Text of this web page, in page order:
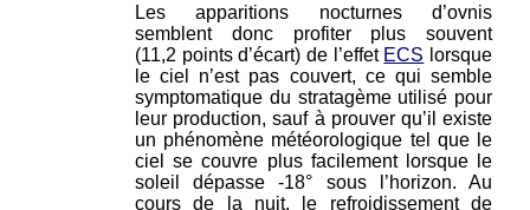
Les apparitions nocturnes d’ovnis
semblent donc profiter plus souvent
(11,2 points d’écart) de l’effet ECS lorsque
le ciel n’est pas couvert, ce qui semble
symptomatique du stratagème utilisé pour
leur production, sauf à prouver qu’il existe
un phénomène météorologique tel que le
ciel se couvre plus facilement lorsque le
soleil dépasse -18° sous l’horizon. Au
cours de la nuit, le refroidissement de